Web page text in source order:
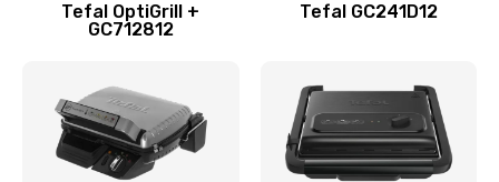
Tefal OptiGrill +
GC712812
Tefal GC241D12